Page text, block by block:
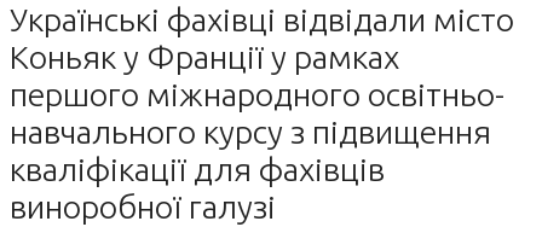
Українські фахівці відвідали місто
Коньяк у Франції у рамках
першого міжнародного освітньо-
навчального курсу з підвищення
кваліфікації для фахівців
виноробної галузі